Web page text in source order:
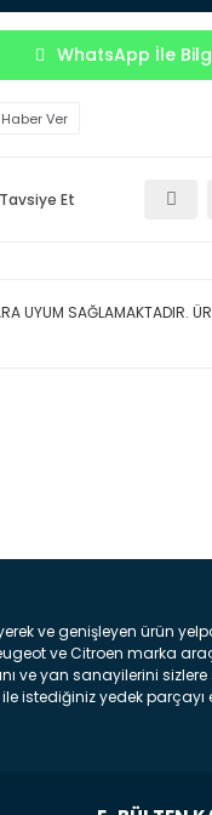
WhatsApp İle
Ver
Tavsiye Et
UYUM SAĞLAMAKTADIR.
ve genişleyen ürün
ve Citroen marka
ve yan sanayilerini
istediğiniz yedek parçayı
olan kaporta aksam
ana elemanıdır .